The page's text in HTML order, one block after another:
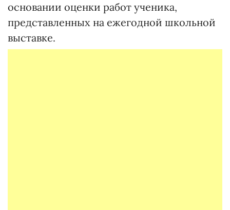
основании оценки работ ученика,
представленных на ежегодной школьной
выставке.